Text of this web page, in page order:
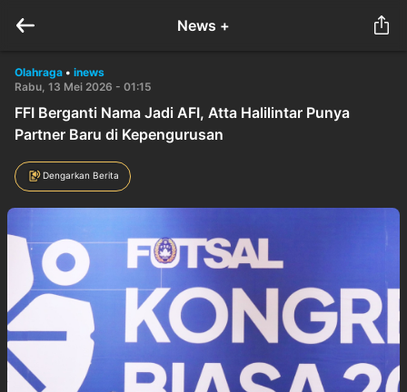
News +
Olahraga • inews
Rabu, 13 Mei 2026 - 01:15
FFI Berganti Nama Jadi AFI, Atta Halilintar Punya
Partner Baru di Kepengurusan
Dengarkan Berita